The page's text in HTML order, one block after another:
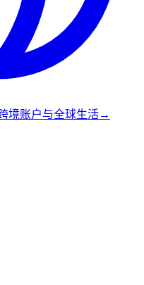
境账户与全球生活→